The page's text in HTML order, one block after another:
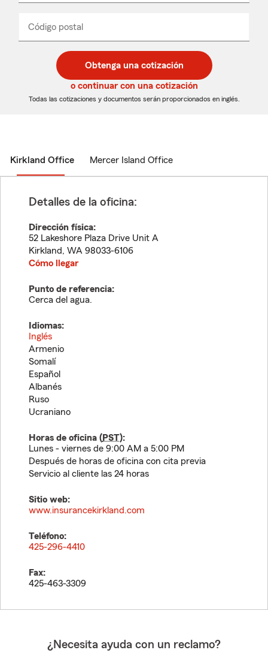
desplegable
Código postal
de
5
dígitos
de
5
dígitos
_____
Obtenga una cotización
o continuar con una cotización
Todas las cotizaciones y documentos serán proporcionados en inglés.
Kirkland Office Mercer Island Office
Detalles de la oficina:
Dirección física:
52 Lakeshore Plaza Drive Unit A
Kirkland, WA 98033-6106
Cómo llegar
Punto de referencia:
Cerca del agua.
Idiomas:
Inglés
Armenio
Somalí
Español
Albanés
Ruso
Ucraniano
Horas de oficina (PST):
Lunes - viernes de 9:00 AM a 5:00 PM
Después de horas de oficina con cita previa
Servicio al cliente las 24 horas
Sitio web:
www.insurancekirkland.com
Teléfono:
425-296-4410
Fax:
425-463-3309
¿Necesita ayuda con un reclamo?